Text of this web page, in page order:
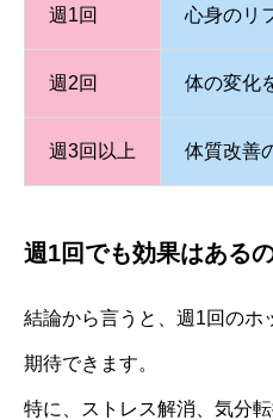
週1回 心身のリ
週2回 体の変化
週3回以上 体質改善
週1回でも効果はある
結論から言うと、週1回のホ
期待できます。
特に、ストレス解消、気分